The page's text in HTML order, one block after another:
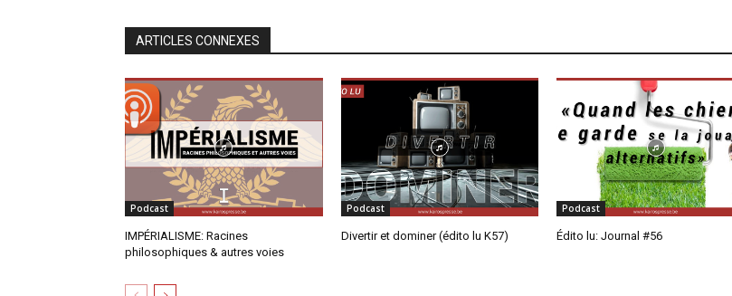
ARTICLES CONNEXES
Podcast
IMPÉRIALISME: Racines
philosophiques & autres voies
Podcast
Divertir et dominer (édito lu K57)
Podcast
Édito lu: Journal #56